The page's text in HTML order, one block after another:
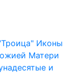
Иконы
Матери
и